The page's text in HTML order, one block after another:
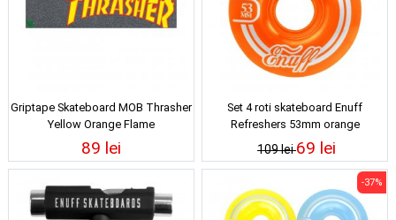
Griptape Skateboard MOB Thrasher
Yellow Orange Flame
89 lei
Set 4 roti skateboard Enuff
Refreshers 53mm orange
109 lei69 lei
-37%